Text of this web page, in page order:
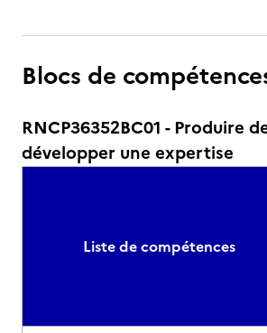
Blocs de
RNCP36352BC01 - Produire
développer une expertise
Liste de compétences